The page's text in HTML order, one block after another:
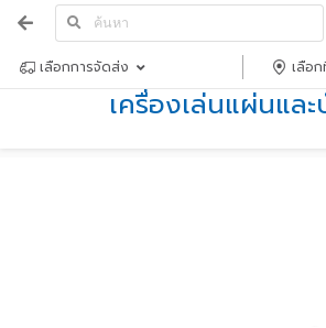
เลือกการจัดส่ง เลือ
เครื่องเล่นแผ่นแล